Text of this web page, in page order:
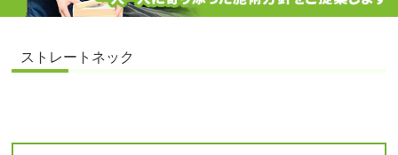
ストレートネック